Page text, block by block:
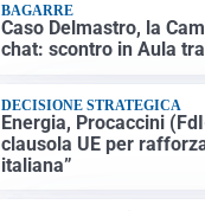
BAGARRE
Caso Delmastro, la
chat: scontro in Aula
DECISIONE STRATEGICA
Energia, Procaccini
clausola UE per
italiana”